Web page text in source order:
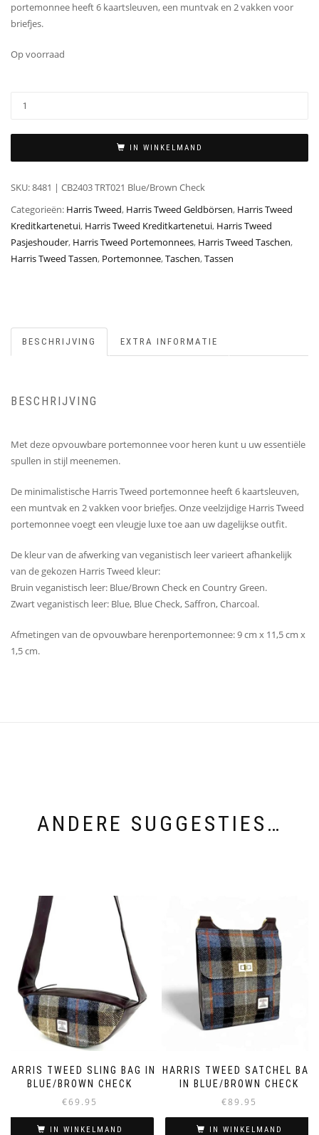
portemonnee heeft 6 kaartsleuven, een muntvak en 2 vakken voor
briefjes.
Op voorraad
IN WINKELMAND
SKU:8481 | CB2403 TRT021 Blue/Brown Check
Categorieën: Harris Tweed, Harris Tweed Geldbörsen, Harris Tweed
Kreditkartenetui, Harris Tweed Kreditkartenetui, Harris Tweed
Pasjeshouder, Harris Tweed Portemonnees, Harris Tweed Taschen,
Harris Tweed Tassen, Portemonnee,Taschen,Tassen
BESCHRIJVING EXTRA INFORMATIE
BESCHRIJVING
Met deze opvouwbare portemonnee voor heren kunt u uw essentiële
spullen in stijl meenemen.
De minimalistische Harris Tweed portemonnee heeft 6 kaartsleuven,
een muntvak en 2 vakken voor briefjes. Onze veelzijdige Harris Tweed
portemonnee voegt een vleugje luxe toe aan uw dagelijkse outfit.
De kleur van de afwerking van veganistisch leer varieert afhankelijk
van de gekozen Harris Tweed kleur:
Bruin veganistisch leer: Blue/Brown Check en Country Green.
Zwart veganistisch leer: Blue, Blue Check, Saffron, Charcoal.
Afmetingen van de opvouwbare herenportemonnee: 9 cm x 11,5 cm x
1,5 cm.
ANDERE SUGGESTIES…
HARRIS TWEED SLING BAG IN
BLUE/BROWN CHECK
€69.95
IN WINKELMAND
HARRIS TWEED SATCHEL BAG
IN BLUE/BROWN CHECK
€89.95
IN WINKELMAND